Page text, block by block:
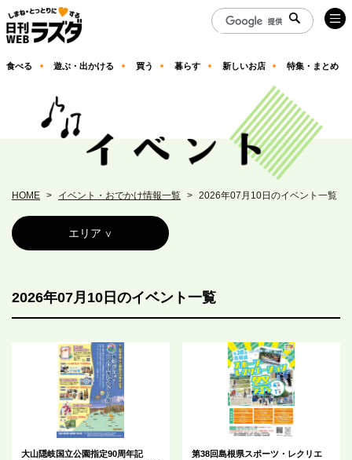
食べる 遊ぶ・出かける 買う 暮らす 新しいお店 特集・まとめ
HOME イベント・おでかけ情報一覧 2026年07月10日のイベント一覧
エリア
2026年07月10日のイベント一覧
大山隠岐国立公園指定90周年記
第38回島根県スポーツ・レクリエ